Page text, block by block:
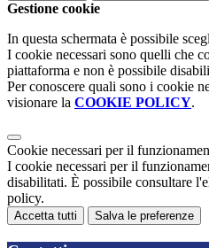
Gestione cookie
In questa schermata è possibile
I cookie necessari sono quelli che
piattaforma e non è possibile
Per conoscere quali sono i cookie
visionare la COOKIE POLICY.
Cookie necessari per il
I cookie necessari per il
disabilitati. È possibile consultare
policy.
Accetta tutti Salva le preferenze